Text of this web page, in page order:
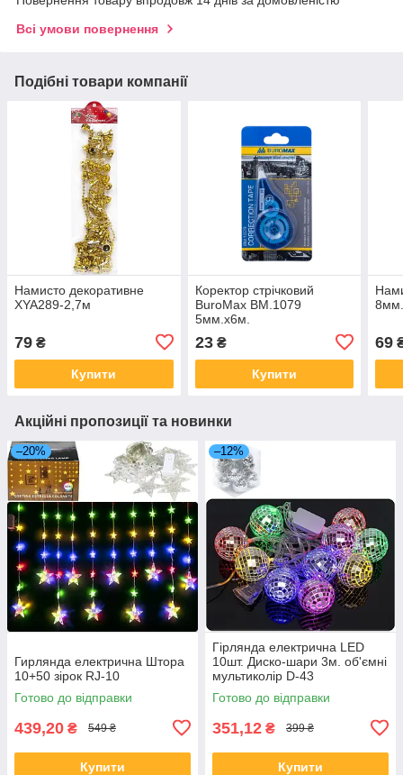
Всі умови повернення
Подібні товари компанії
Намисто декоративне
XYA289-2,7м
79 ₴
Купити
Коректор стрічковий
BuroMax BM.1079
5мм.х6м.
23₴
Купити
69
Акційні пропозиції та новинки
–20%
Гирлянда електрична Штора
10+50 зірок RJ-10
Готово до відправки
439,20 ₴ 549 ₴
Купити
–12%
Гірлянда електрична LED
10шт. Диско-шари 3м. об'ємні
мультиколір D-43
Готово до відправки
351,12 ₴ 399 ₴
Купити